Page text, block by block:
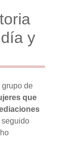
y
grupo de
que
seguido